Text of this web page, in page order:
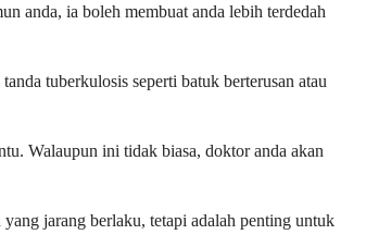
anda, ia boleh membuat anda lebih terdedah
tuberkulosis seperti batuk berterusan atau
Walaupun ini tidak biasa, doktor anda akan
jarang berlaku, tetapi adalah penting untuk